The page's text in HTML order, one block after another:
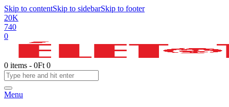
Skip to contentSkip to sidebarSkip to footer
20K
740
0
0 items - 0Ft 0
Menu